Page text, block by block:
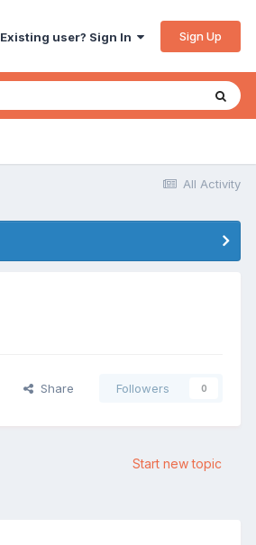
Existing user? Sign In Sign Up
All Activity
Share Followers 0
Start new topic